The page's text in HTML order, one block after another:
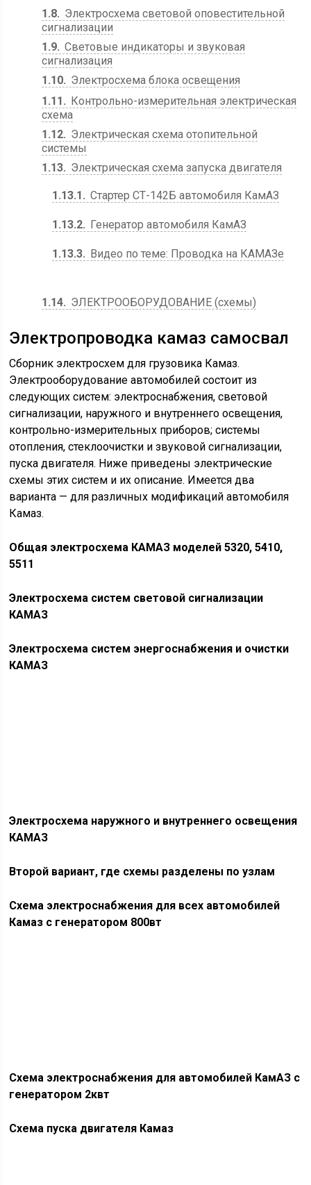
1.8
Электросхема световой оповестительной
сигнализации
1.9 Световые индикаторы и звуковая
сигнализация
1.10
Электросхема блока освещения
1.11
Контрольно-измерительная электрическая
схема
1.12
Электрическая схема отопительной
системы
1.13
Электрическая схема запуска двигателя
1.13.1 Стартер СТ-142Б автомобиля КамАЗ
1.13.2 Генератор автомобиля КамАЗ
1.13.3 Видео по теме: Проводка на КАМАЗе
1.14 ЭЛЕКТРООБОРУДОВАНИЕ (схемы)
Электропроводка камаз самосвал
Сборник электросхем для грузовика Камаз.
Электрооборудование автомобилей состоит из
следующих систем: электроснабжения, световой
сигнализации, наружного и внутреннего освещения,
контрольно-измерительных приборов; системы
отопления, стеклоочистки и звуковой сигнализации,
пуска двигателя. Ниже приведены электрические
схемы этих систем и их описание. Имеется два
варианта — для различных модификаций автомобиля
Камаз.
Общая электросхема КАМАЗ моделей 5320, 5410,
5511
Электросхема систем световой сигнализации
КАМАЗ
Электросхема систем энергоснабжения и очистки
КАМАЗ
Электросхема наружного и внутреннего освещения
КАМАЗ
Второй вариант, где схемы разделены по узлам
Схема электроснабжения для всех автомобилей
Камаз с генератором 800вт
Схема электроснабжения для автомобилей КамАЗ с
генератором 2квт
Схема пуска двигателя Камаз